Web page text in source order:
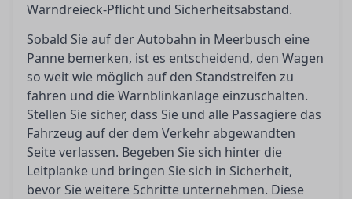
Warndreieck-Pflicht und Sicherheitsabstand.
Sobald Sie auf der Autobahn in Meerbusch eine
Panne bemerken, ist es entscheidend, den Wagen
so weit wie möglich auf den Standstreifen zu
fahren und die Warnblinkanlage einzuschalten.
Stellen Sie sicher, dass Sie und alle Passagiere das
Fahrzeug auf der dem Verkehr abgewandten
Seite verlassen. Begeben Sie sich hinter die
Leitplanke und bringen Sie sich in Sicherheit,
bevor Sie weitere Schritte unternehmen. Diese